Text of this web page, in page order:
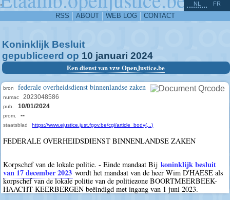
-
RSS ABOUT WEB LOG CONTACT
NL FR
Koninklijk Besluit
gepubliceerd op 10 januari 2024
Een dienst van vzw OpenJustice.be
bron federale overheidsdienst binnenlandse zaken
numac 2023048586
pub. 10/01/2024
prom. --
staatsblad https://www.ejustice.just.fgov.be/cgi/article_body(...)
FEDERALE OVERHEIDSDIENST BINNENLANDSE ZAKEN
Korpschef van de lokale politie. - Einde mandaat Bij koninklijk besluit
van 17 december 2023 wordt het mandaat van de heer Wim D'HAESE als
korpschef van de lokale politie van de politiezone BOORTMEERBEEK-
HAACHT-KEERBERGEN beëindigd met ingang van 1 juni 2023.
^